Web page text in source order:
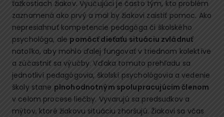
ťažkostiach žiakov. Vyučujúci je často tým, kto problém
zaznamená ako prvý a mal by žiakovi zaistiť pomoc. Ako
nepresiahnuť kompetencie pedagóga či školského
psychológa, ale pomôcť dieťaťu situáciu zvládnuť
natoľko, aby mohlo ďalej fungovať v triednom kolektíve
a zúčastniť sa výučby. Vďaka tomuto prehľadu sa
jednotliví pedagógovia, školskí psychológovia a vedenie
školy stane plnohodnotným spolupracujúcim členom
v celom procese liečby. Vyvarujú sa predsudkov a
mýtov, ktoré žiakovu situáciu zhoršujú. Žiakovi sa včas